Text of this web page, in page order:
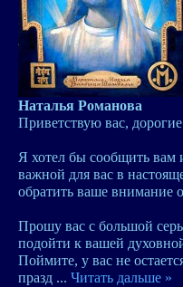
Наталья Романова
Приветствую вас, дорогие
Я хотел бы сообщить вам
важной для вас в
обратить ваше внимание
Прошу вас с большой
подойти к вашей
Поймите, у вас не
празд ... Читать дальше »